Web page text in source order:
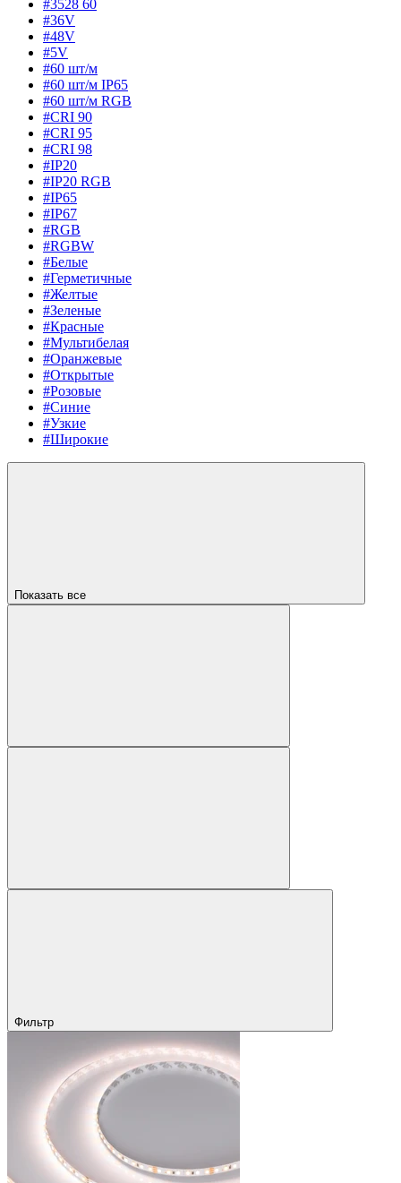
#3528 60
#36V
#48V
#5V
#60 шт/м
#60 шт/м IP65
#60 шт/м RGB
#CRI 90
#CRI 95
#CRI 98
#IP20
#IP20 RGB
#IP65
#IP67
#RGB
#RGBW
#Белые
#Герметичные
#Желтые
#Зеленые
#Красные
#Мультибелая
#Оранжевые
#Открытые
#Розовые
#Синие
#Узкие
#Широкие
Показать все
Фильтр